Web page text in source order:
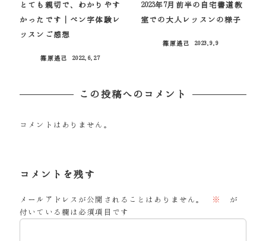
とても親切で、わかりやす
かったです｜ペン字体験レ
ッスンご感想
篠原遙己
2022.6.27
2023年7月前半の自宅書道教
室での大人レッスンの様子
篠原遙己
2023.9.9
この投稿へのコメント
コメントはありません。
コメントを残す
メールアドレスが公開されることはありません。 ※
が
付いている欄は必須項目です